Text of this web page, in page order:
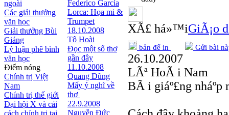
ngoài
Các giải thưởng
văn học
Giải thưởng Bùi
Giáng
Lý luận phê bình
văn học
Điểm nóng
Chính trị Việt
Nam
Chính trị thế giới
Đại hội X và cải
cách chính trị tại
Federico García
Lorca: Họa mi &
Trumpet
18.10.2008
Tô Hoài
Đọc một số thơ
gần đây
11.10.2008
Quang Dũng
Mấy ý nghĩ về
thơ
22.9.2008
Nguyễn Đức
XÃ£ há»™iGiÃ¡o
bản để in Gửi bài
26.10.2007
LÃª HoÃ i Nam
BÃ i giáº£ng nháº­p